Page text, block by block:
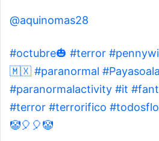
@aquinomas28
#octubre🎃 #terror
🇲🇽 #paranormal
#paranormalactivity #it
#terror #terrorifico
🤡🎈🎈🤡